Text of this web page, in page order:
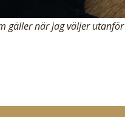
gäller när jag väljer utanför